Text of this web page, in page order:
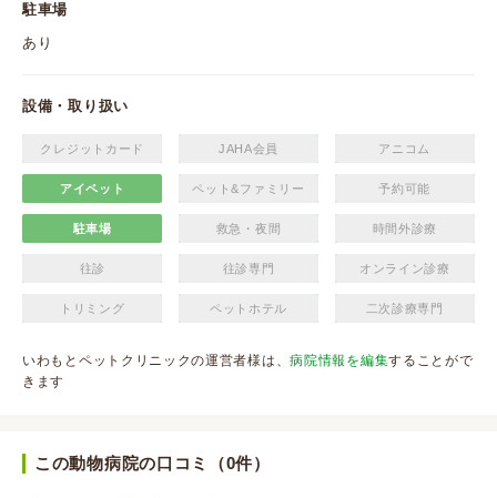
駐車場
あり
設備・取り扱い
クレジットカード JAHA会員 アニコム
アイペット ペット&ファミリー 予約可能
駐車場 救急・夜間 時間外診療
往診 往診専門 オンライン診療
トリミング ペットホテル 二次診療専門
いわもとペットクリニックの運営者様は、病院情報を編集することがで
きます
この動物病院の口コミ（0件）